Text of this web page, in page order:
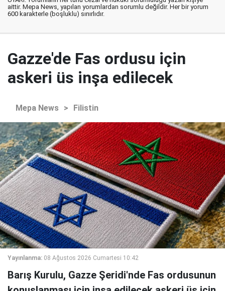
aittir. Mepa News, yapılan yorumlardan sorumlu değildir. Her bir yorum
600 karakterle (boşluklu) sınırlıdır.
Gazze'de Fas ordusu için
askeri üs inşa edilecek
Mepa News > Filistin
Yayınlanma: 08 Ağustos 2026 Cumartesi 10:42
Barış Kurulu, Gazze Şeridi'nde Fas ordusunun